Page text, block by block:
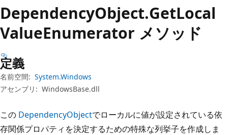
ッ
プ
DependencyObject.GetLocal
ValueEnumerator メソッド
定義
名前空間: System.Windows
アセンブリ: WindowsBase.dll
この DependencyObjectでローカルに値が設定されている依
存関係プロパティを決定するための特殊な列挙子を作成しま